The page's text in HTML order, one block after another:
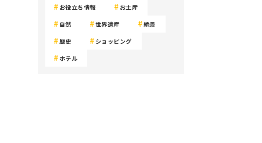
お役立ち情報 お土産
自然 世界遺産 絶景
歴史 ショッピング
ホテル